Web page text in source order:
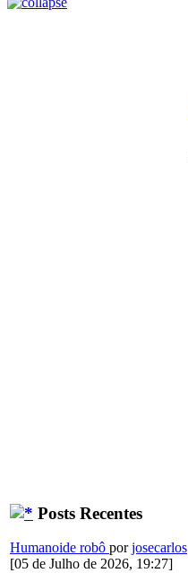
Posts Recentes
Humanoide robô porjosecarlos
[05 de Julho de 2026, 19:27]